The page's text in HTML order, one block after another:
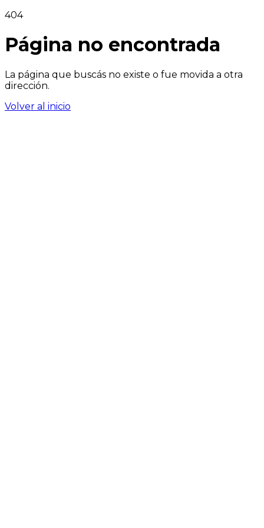
404
Página no encontrada
La página que buscás no existe o fue movida a otra
dirección.
Volver al inicio